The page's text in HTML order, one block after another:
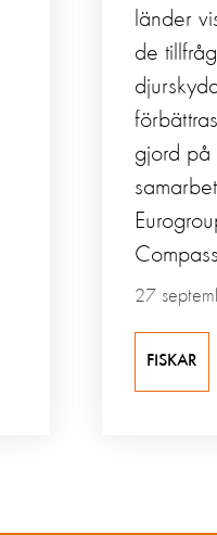
länder
de
gjord på
27
FISKAR